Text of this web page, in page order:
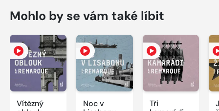
Mohlo by se vám také líbit
Vítězný
Noc v
Tři